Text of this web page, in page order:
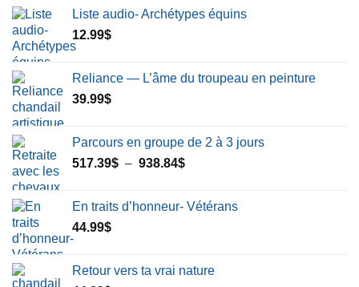
Liste audio- Archétypes équins
12.99$
Reliance — L’âme du troupeau en peinture
39.99$
Parcours en groupe de 2 à 3 jours
517.39$ – 938.84$Plage
517.39$
En traits d’honneur- Vétérans
44.99$
Retour vers ta vrai nature